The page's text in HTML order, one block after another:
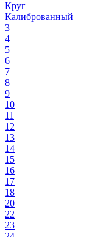
Круг
Калиброванный
3
4
5
6
7
8
9
10
11
12
13
14
15
16
17
18
20
22
23